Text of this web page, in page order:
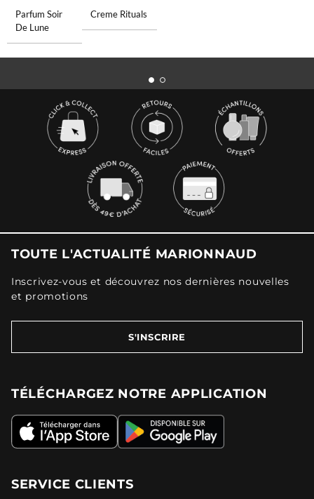
Parfum Soir
De Lune
Creme Rituals
TOUTE L'ACTUALITÉ MARIONNAUD
Inscrivez-vous et découvrez nos dernières nouvelles
et promotions
S'INSCRIRE
TÉLÉCHARGEZ NOTRE APPLICATION
SERVICE CLIENTS